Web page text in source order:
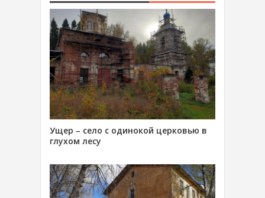
Ущер – село с одинокой церковью в
глухом лесу